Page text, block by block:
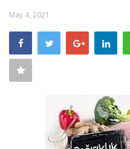
İLETİŞİM
KÜNYE
FOTO GALERİ
May 4, 2021